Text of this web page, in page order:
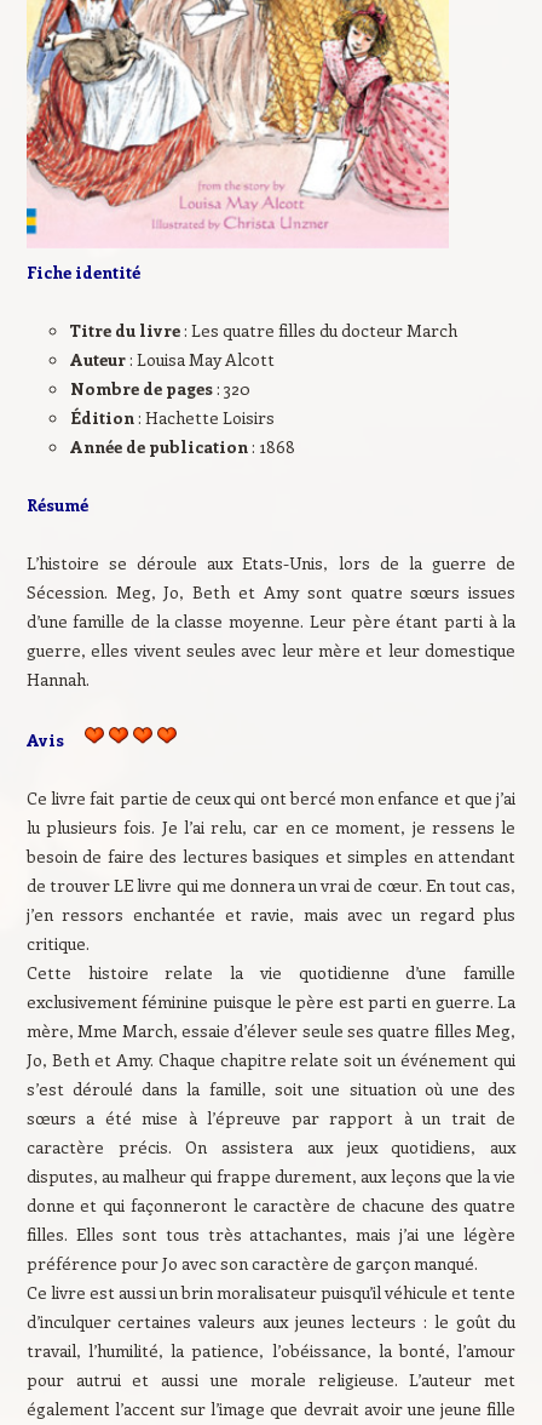
Fiche identité
Titre du livre: Les quatre filles du docteur March
Auteur: Louisa May Alcott
Nombre de pages: 320
Édition: Hachette Loisirs
Année de publication: 1868
Résumé
L’histoire se déroule aux Etats-Unis, lors de la guerre de
Sécession. Meg, Jo, Beth et Amy sont quatre sœurs issues
d’une famille de la classe moyenne. Leur père étant parti à la
guerre, elles vivent seules avec leur mère et leur domestique
Hannah.
Avis
Ce livre fait partie de ceux qui ont bercé mon enfance et que j’ai
lu plusieurs fois. Je l’ai relu, car en ce moment, je ressens le
besoin de faire des lectures basiques et simples en attendant
de trouver LE livre qui me donnera un vrai de cœur. En tout cas,
j’en ressors enchantée et ravie, mais avec un regard plus
critique.
Cette histoire relate la vie quotidienne d’une famille
exclusivement féminine puisque le père est parti en guerre. La
mère, Mme March, essaie d’élever seule ses quatre filles Meg,
Jo, Beth et Amy. Chaque chapitre relate soit un événement qui
s’est déroulé dans la famille, soit une situation où une des
sœurs a été mise à l’épreuve par rapport à un trait de
caractère précis. On assistera aux jeux quotidiens, aux
disputes, au malheur qui frappe durement, aux leçons que la vie
donne et qui façonneront le caractère de chacune des quatre
filles. Elles sont tous très attachantes, mais j’ai une légère
préférence pour Jo avec son caractère de garçon manqué.
Ce livre est aussi un brin moralisateur puisqu’il véhicule et tente
d’inculquer certaines valeurs aux jeunes lecteurs : le goût du
travail, l’humilité, la patience, l’obéissance, la bonté, l’amour
pour autrui et aussi une morale religieuse. L’auteur met
également l’accent sur l’image que devrait avoir une jeune fille